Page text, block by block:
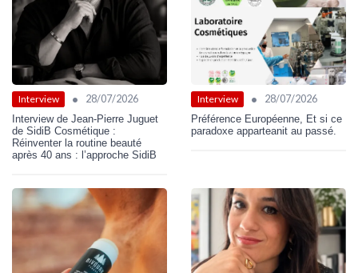
Interview • 28/07/2026
Interview de Jean-Pierre Juguet
de SidiB Cosmétique :
Réinventer la routine beauté
après 40 ans : l’approche SidiB
Interview • 28/07/2026
Préférence Européenne, Et si ce
paradoxe apparteanit au passé.